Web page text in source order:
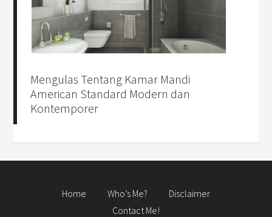
Mengulas Tentang Kamar Mandi
American Standard Modern dan
Kontemporer
Home Who’s Me?
Disclaimer
Contact Me!